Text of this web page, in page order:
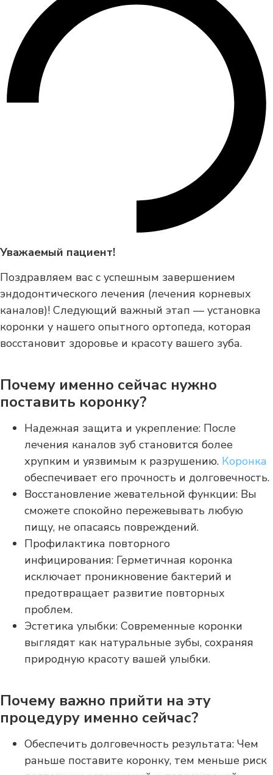
Уважаемый пациент!
Поздравляем вас с успешным завершением
эндодонтического лечения (лечения корневых
каналов)! Следующий важный этап — установка
коронки у нашего опытного ортопеда, которая
восстановит здоровье и красоту вашего зуба.
Почему именно сейчас нужно
поставить коронку?
Надежная защита и укрепление: После
лечения каналов зуб становится более
хрупким и уязвимым к разрушению. Коронка
обеспечивает его прочность и долговечность.
Восстановление жевательной функции: Вы
сможете спокойно пережевывать любую
пищу, не опасаясь повреждений.
Профилактика повторного
инфицирования: Герметичная коронка
исключает проникновение бактерий и
предотвращает развитие повторных
проблем.
Эстетика улыбки: Современные коронки
выглядят как натуральные зубы, сохраняя
природную красоту вашей улыбки.
Почему важно прийти на эту
процедуру именно сейчас?
Обеспечить долговечность результата: Чем
раньше поставите коронку, тем меньше риск